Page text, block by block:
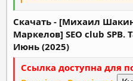
Скачать - [Михаил
Маркелов] SEO club
Июнь (2025)
Ссылка доступна для